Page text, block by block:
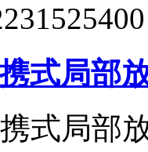
式局部
式局部